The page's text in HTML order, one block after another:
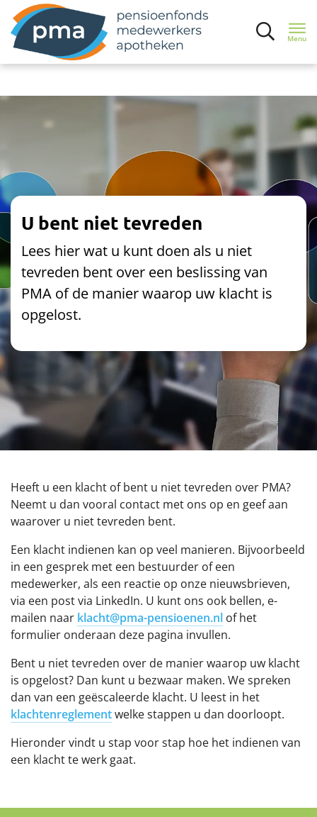
Menu
Uw pensioen
Situatie verandert
Zelf regelen
Contact of klacht
Veelgestelde vragen
Ik ben met pensioen
Over PMA
Nieuws
Nieuwe pensioenregeling
Inloggen
U bent niet tevreden
Lees hier wat u kunt doen als u niet
tevreden bent over een beslissing van
PMA of de manier waarop uw klacht is
opgelost.
Heeft u een klacht of bent u niet tevreden over PMA?
Neemt u dan vooral contact met ons op en geef aan
waarover u niet tevreden bent.
Een klacht indienen kan op veel manieren. Bijvoorbeeld
in een gesprek met een bestuurder of een
medewerker, als een reactie op onze nieuwsbrieven,
via een post via LinkedIn. U kunt ons ook bellen, e-
mailen naar klacht@pma-pensioenen.nl of het
formulier onderaan deze pagina invullen.
Bent u niet tevreden over de manier waarop uw klacht
is opgelost? Dan kunt u bezwaar maken. We spreken
dan van een geëscaleerde klacht. U leest in het
klachtenreglementwelke stappen u dan doorloopt.
Hieronder vindt u stap voor stap hoe het indienen van
een klacht te werk gaat.